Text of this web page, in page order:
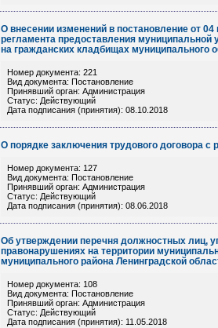
О внесении изменений в постановление от
регламента предоставления муниципальной
на гражданских кладбищах муниципального
Номер документа: 221
Вид документа: Постановление
Принявший орган: Администрация
Статус: Действующий
Дата подписания (принятия): 08.10.2018
О порядке заключения трудового договора с
Номер документа: 127
Вид документа: Постановление
Принявший орган: Администрация
Статус: Действующий
Дата подписания (принятия): 08.06.2018
Об утверждении перечня должностных лиц,
правонарушениях на территории
муниципального района Ленинградской
Номер документа: 108
Вид документа: Постановление
Принявший орган: Администрация
Статус: Действующий
Дата подписания (принятия): 11.05.2018